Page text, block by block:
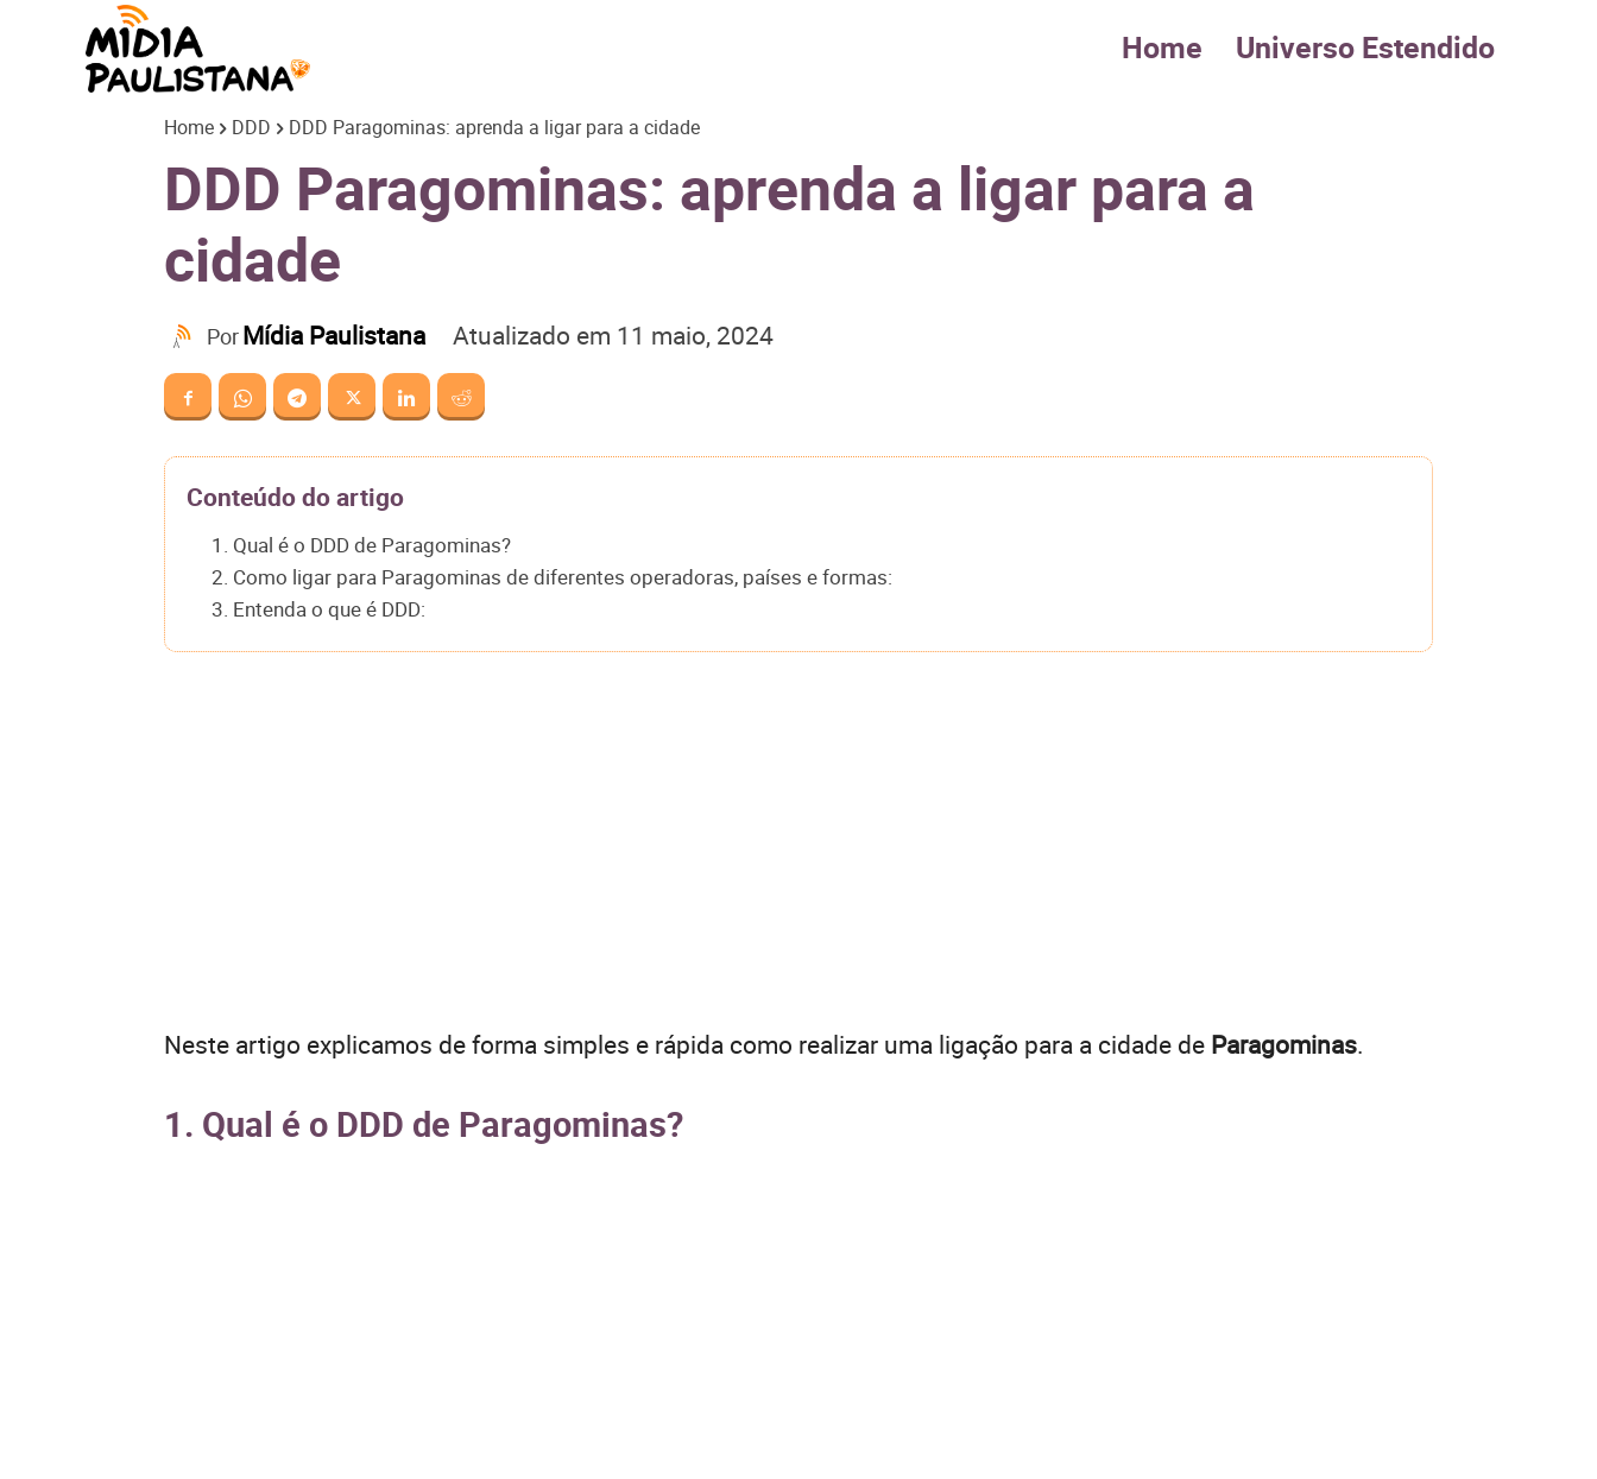
Paulistana
Home Universo Estendido
Home DDD DDD Paragominas: aprenda a ligar para a cidade
DDD Paragominas: aprenda a ligar para a
cidade
PorMídia Paulistana Atualizado em 11 maio, 2024
Conteúdo do artigo
1. Qual é o DDD de Paragominas?
2. Como ligar para Paragominas de diferentes operadoras, países e formas:
3. Entenda o que é DDD:
Neste artigo explicamos de forma simples e rápida como realizar uma ligação para a cidade de Paragominas.
1. Qual é o DDD de Paragominas?